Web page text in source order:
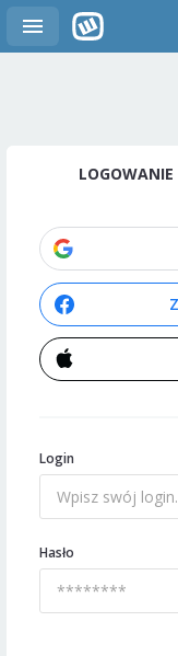
LOGOWANIE
Login
Hasło